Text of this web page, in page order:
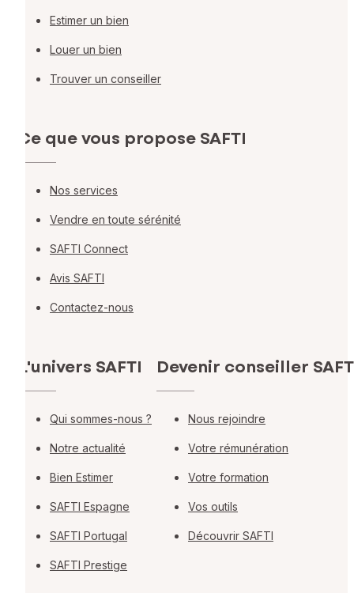
Estimer un bien
Louer un bien
Trouver un conseiller
Ce que vous propose SAFTI
Nos services
Vendre en toute sérénité
SAFTI Connect
Avis SAFTI
Contactez-nous
L'univers SAFTI
Qui sommes-nous ?
Notre actualité
Bien Estimer
SAFTI Espagne
SAFTI Portugal
SAFTI Prestige
Devenir conseiller
Nous rejoindre
Votre rémunération
Votre formation
Vos outils
Découvrir SAFTI